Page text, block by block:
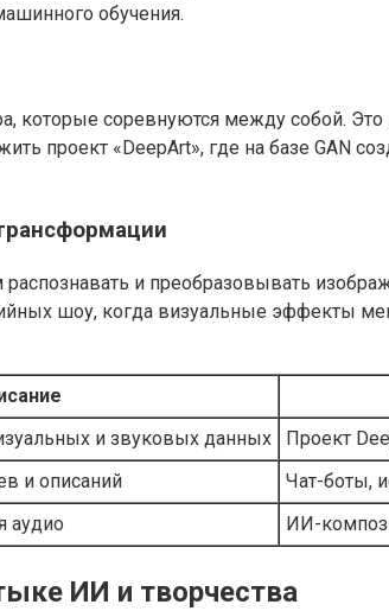
обучения.
которые соревнуются между собой.
проект «DeepArt», где на базе GAN
и преобразовывать
шоу, когда визуальные эффекты
и звуковых данных
Проект
и описаний
Чат-боты,
аудио ИИ-
ИИ и творчества